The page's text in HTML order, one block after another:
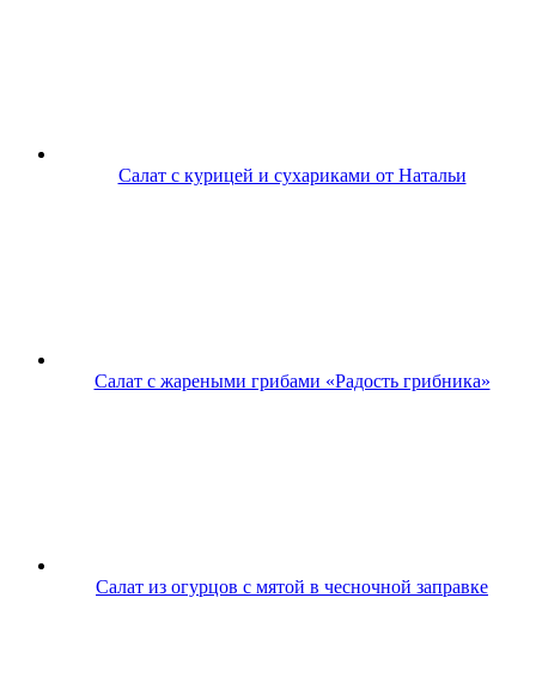
Салат с курицей и сухариками от Натальи
Салат с жареными грибами «Радость грибника»
Салат из огурцов с мятой в чесночной заправке